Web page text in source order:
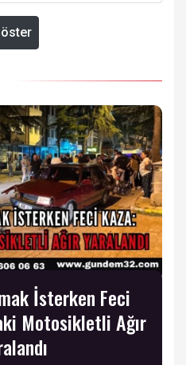
İsterken Feci
Motosikletli Ağır